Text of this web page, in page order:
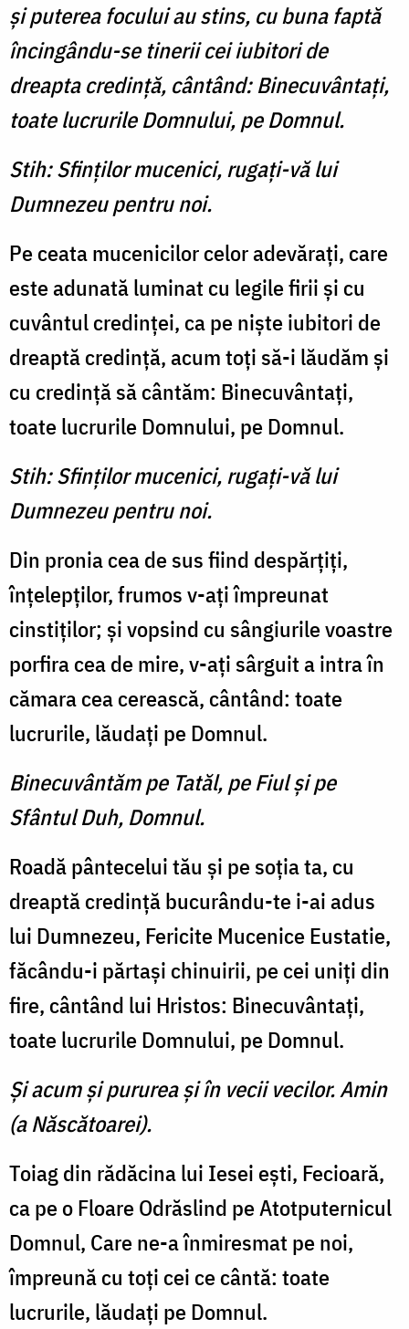
şi puterea focului au stins, cu buna faptă
încingându-se tinerii cei iubitori de
dreapta credinţă, cântând: Binecuvântaţi,
toate lucrurile Domnului, pe Domnul.
Stih: Sfinţilor mucenici, rugaţi-vă lui
Dumnezeu pentru noi.
Pe ceata mucenicilor celor adevăraţi, care
este adunată luminat cu legile firii şi cu
cuvântul credinţei, ca pe nişte iubitori de
dreaptă credinţă, acum toţi să-i lăudăm şi
cu credinţă să cântăm: Binecuvântaţi,
toate lucrurile Domnului, pe Domnul.
Stih: Sfinţilor mucenici, rugaţi-vă lui
Dumnezeu pentru noi.
Din pronia cea de sus fiind despărţiţi,
înţelepţilor, frumos v-aţi împreunat
cinstiţilor; şi vopsind cu sângiurile voastre
porfira cea de mire, v-aţi sârguit a intra în
cămara cea cerească, cântând: toate
lucrurile, lăudaţi pe Domnul.
Binecuvântăm pe Tatăl, pe Fiul şi pe
Sfântul Duh, Domnul.
Roadă pântecelui tău şi pe soţia ta, cu
dreaptă credinţă bucurându-te i-ai adus
lui Dumnezeu, Fericite Mucenice Eustatie,
făcându-i părtaşi chinuirii, pe cei uniţi din
fire, cântând lui Hristos: Binecuvântaţi,
toate lucrurile Domnului, pe Domnul.
Şi acum şi pururea şi în vecii vecilor. Amin
(a Născătoarei).
Toiag din rădăcina lui Iesei eşti, Fecioară,
ca pe o Floare Odrăslind pe Atotputernicul
Domnul, Care ne-a înmiresmat pe noi,
împreună cu toţi cei ce cântă: toate
lucrurile, lăudaţi pe Domnul.